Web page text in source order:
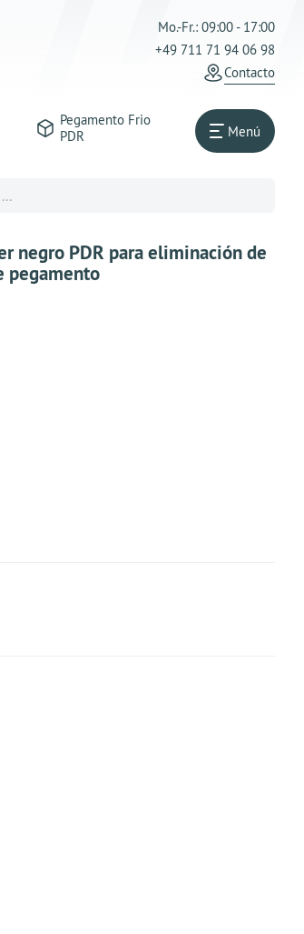
Mo.-Fr.: 09:00 - 17:00
+49 711 71 94 06 98
Contacto
Pegamento Frio
PDR
Menú
negro PDR para eliminación de
pegamento